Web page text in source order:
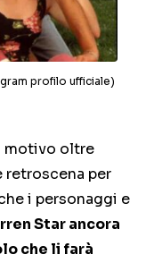
profilo ufficiale)
motivo oltre
retroscena per
i personaggi e
Star ancora
che li farà